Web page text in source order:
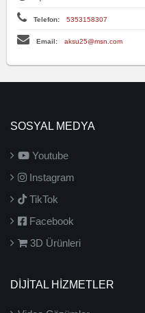
Telefon: 5353158307
Email: aksu25@msn.com
SOSYAL MEDYA
Youtube
Instagram
TikTok
Facebook
3D Ürünleri
DİJİTAL HİZMETLER